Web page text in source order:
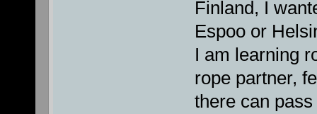
Finland, I
Espoo or
I am learning
rope partner,
there can